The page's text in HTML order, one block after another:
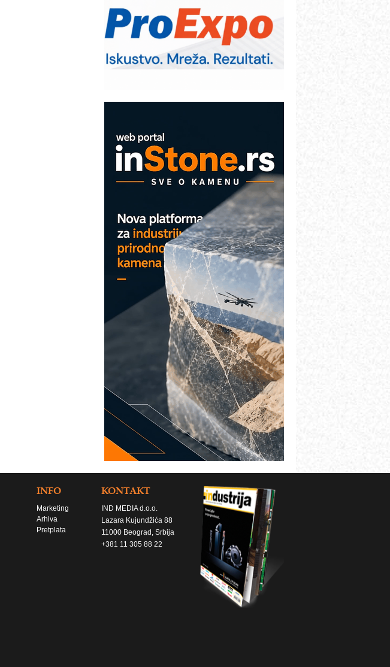
COMBYPACK
EVOKS Maintenance Management
ROSA i SCHUNK podižu proizvodnju
na viši nivo
rešenja
INFO
Marketing
Arhiva
Pretplata
KONTAKT
IND MEDIA d.o.o.
Lazara Kujundžića 88
11000 Beograd, Srbija
+381 11 305 88 22